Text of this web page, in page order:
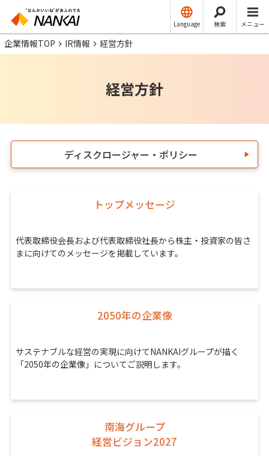
Language 検索 メニュー
企業情報TOP IR情報 経営方針
経営方針
ディスクロージャー・ポリシー
トップメッセージ
代表取締役会長および代表取締役社長から株主・投資家の皆さ
まに向けてのメッセージを掲載しています。
2050年の企業像
サステナブルな経営の実現に向けてNANKAIグループが描く
「2050年の企業像」についてご説明します。
南海グループ
経営ビジョン2027